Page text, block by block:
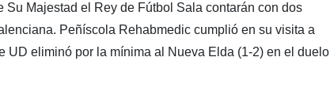
Su Majestad el Rey de Fútbol Sala contarán con dos
Peñíscola Rehabmedic cumplió en su visita a
UD eliminó por la mínima al Nueva Elda (1-2) en el duelo